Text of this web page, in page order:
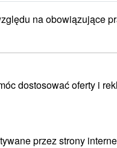
Oravskej
od
na obowiązujące
dostosować oferty i
przez strony